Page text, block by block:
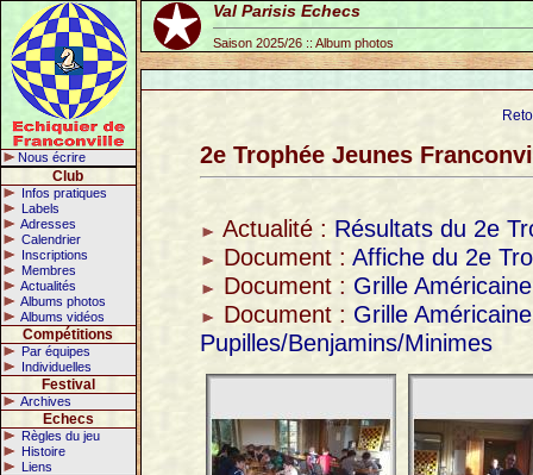
Nous écrire
Club
Infos pratiques
Labels
Adresses
Calendrier
Inscriptions
Membres
Actualités
Albums photos
Albums vidéos
Compétitions
Par équipes
Individuelles
Festival
Archives
Echecs
Règles du jeu
Histoire
Liens
Val Parisis Echecs
Saison 2025/26 :: Album photos
2e Trophée Jeunes
Actualité : Résultats du 2e
Document : Affiche du 2e
Document : Grille
Document : Grille
Pupilles/Benjamins/Minimes